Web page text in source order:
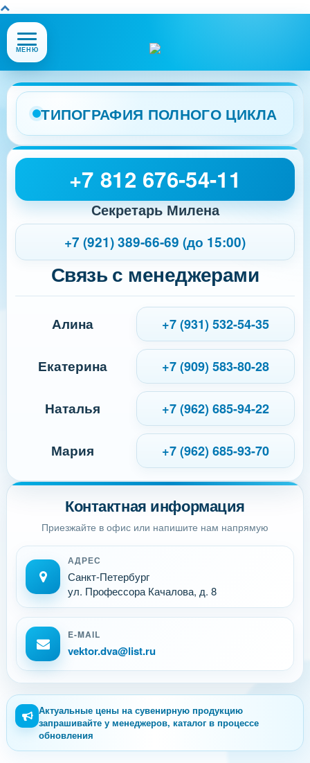
Открыть
или
меню
сайта
МЕНЮ
ТИПОГРАФИЯ ПОЛНОГО ЦИКЛА
Контактная информация
Приезжайте в офис или напишите нам напрямую
АДРЕС
Санкт-Петербург
ул. Профессора Качалова, д. 8
E-MAIL
vektor.dva@list.ru
+7 812 676-54-11
Секретарь Милена
+7 (921) 389-66-69 (до 15:00)
Связь с менеджерами
Алина +7 (931) 532-54-35
Екатерина +7 (909) 583-80-28
Наталья +7 (962) 685-94-22
Мария +7 (962) 685-93-70
Актуальные цены на сувенирную продукцию
запрашивайте у менеджеров, каталог в процессе
обновления